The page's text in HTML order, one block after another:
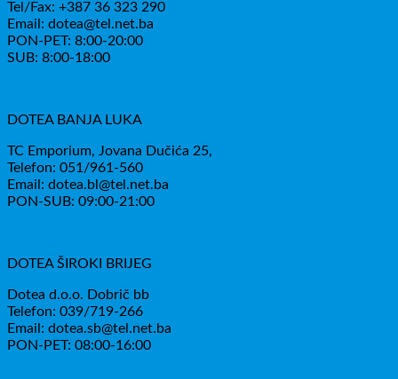
Tel/Fax: +387 36 323 290
Email: dotea@tel.net.ba
PON-PET: 8:00-20:00
SUB: 8:00-18:00
DOTEA BANJA LUKA
TC Emporium, Jovana Dučića 25,
Telefon: 051/961-560
Email: dotea.bl@tel.net.ba
PON-SUB: 09:00-21:00
DOTEA ŠIROKI BRIJEG
Dotea d.o.o. Dobrič bb
Telefon: 039/719-266
Email: dotea.sb@tel.net.ba
PON-PET: 08:00-16:00